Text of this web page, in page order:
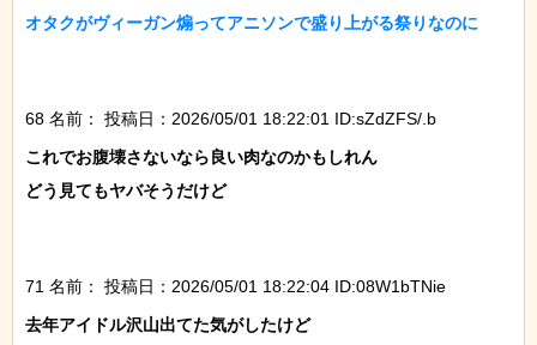
オタクがヴィーガン煽ってアニソンで盛り上がる祭りなのに
68 名前：
投稿日：2026/05/01 18:22:01 ID:sZdZFS/.b
これでお腹壊さないなら良い肉なのかもしれん
どう見てもヤバそうだけど
71 名前：
投稿日：2026/05/01 18:22:04 ID:08W1bTNie
去年アイドル沢山出てた気がしたけど